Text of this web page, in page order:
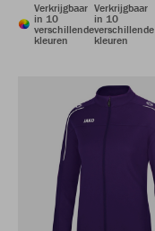
Verkrijgbaar
in 10
verschillende
kleuren
Verkrijgbaar
in 10
verschillende
kleuren